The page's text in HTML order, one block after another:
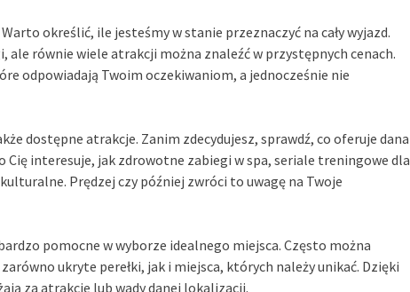
określić, ile jesteśmy w stanie przeznaczyć na cały wyjazd.
ale równie wiele atrakcji można znaleźć w przystępnych cenach.
odpowiadają Twoim oczekiwaniom, a jednocześnie nie
dostępne atrakcje. Zanim zdecydujesz, sprawdź, co oferuje dana
Cię interesuje, jak zdrowotne zabiegi w spa, seriale treningowe dla
Prędzej czy później zwróci to uwagę na Twoje
pomocne w wyborze idealnego miejsca. Często można
ukryte perełki, jak i miejsca, których należy unikać. Dzięki
za atrakcje lub wady danej lokalizacji.